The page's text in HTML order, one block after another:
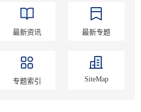
最新资讯 最新专题
专题索引 SiteMap